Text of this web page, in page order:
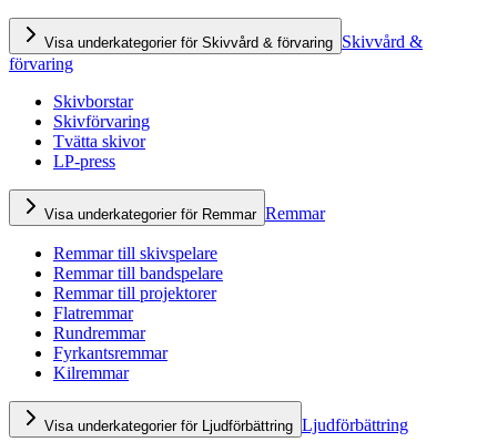
Visa underkategorier för Skivvård & förvaring Skivvård &
förvaring
Skivborstar
Skivförvaring
Tvätta skivor
LP-press
Visa underkategorier för Remmar Remmar
Remmar till skivspelare
Remmar till bandspelare
Remmar till projektorer
Flatremmar
Rundremmar
Fyrkantsremmar
Kilremmar
Visa underkategorier för Ljudförbättring Ljudförbättring